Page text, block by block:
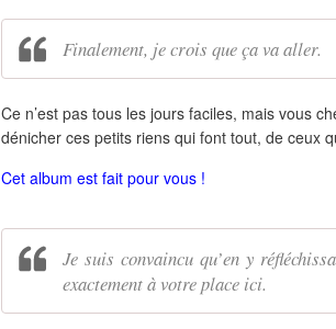
Finalement, je crois que ça va aller.
Ce n’est pas tous les jours faciles, mais vous
dénicher ces petits riens qui font tout, de ceux
Cet album est fait pour vous !
Je suis convaincu qu’en y
exactement à votre place ici.